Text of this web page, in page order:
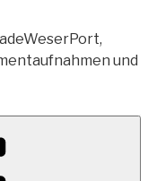
Container